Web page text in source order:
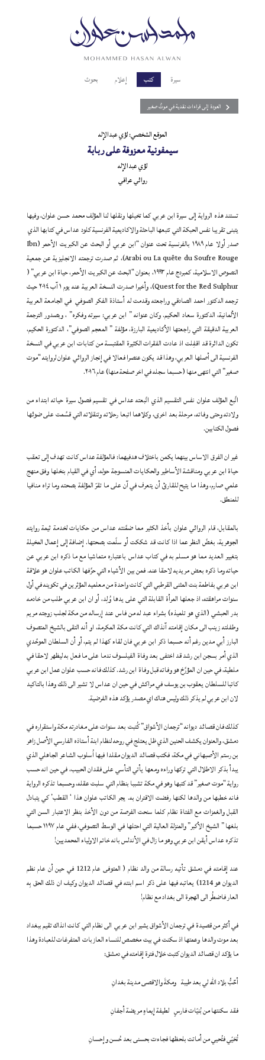
بحوث إعلام كتب سيرة
العودة إلى قراءات نقدية في موتٌ صغير
الموقع الشخصي: لؤي عبدالإله
سيمفونية معزوفة على ربابة
لؤي عبدالإله
روائي عراقي
تستند هذه الرواية إلى سيرة ابن عربي كما تخيلها ونقلها لنا المؤلف محمد حسن علوان، وفيها
يتبنى تقريبا نفس الحبكة التي تتبعها الباحثة والاكاديمية الفرنسية كلود عداس في كتابها الذي
صدر أولا عام ١٩٨٩ بالفرنسية تحت عنوان “ابن عربي أو البحث عن الكبريت الأحمر (Ibn
Arabi ou La quête du Soufre Rouge)، ثم صدرت ترجمته الانجليزية عن جمعية
النصوص الاسلامية، كمبردج عام ١٩٩٣، بعنوان “البحث عن الكبريت الأحمر، حياة ابن عربي” (
Quest for the Red Sulphur)، وأخيرا صدرت النسخة العربية عنه يوم ١ آب ٢٠١٤ حيث
ترجمه الدكتور احمد الصادقي وراجعته وقدمت له أستاذة الفكر الصوفي في الجامعة العربية
الألمانية، الدكتورة سعاد الحكيم. وكان عنوانه ” ابن عربي: سيرته وفكره” ، وبصدور الترجمة
العربية الدقيقة التي راجعتها الأكاديمية البارزة، مؤلفة ” المعجم الصوفي”، الدكتورة الحكيم،
تكون الدائرة قد اقفِلت اذ عادت الفقرات الكثيرة المقتبسة من كتابات ابن عربي في النسخة
الفرنسية الى أصلها العربي، وهذا قد يكون عنصرا فعالا في إنجاز الروائي علوان لروايته “موت
صغير” التي انتهى منها (حسبما سجله في اخر صفحة منها) عام ٢٠١٦.
اتَّبع المؤلف علوان نفس التقسيم الذي اتّبعته عداس في تقسيم فصول سيرة حياته ابتداء من
ولادته وحتى وفاته، مرحلة بعد اخرى، وكلاهما اتبعا رحلاته وتنقلاته التي قسِّمت على ضوئها
فصول الكتابين.
غير ان الفرق الاساس بينهما يكمن باختلاف هدفيهما: فالمؤلفة عداس كانت تهدف إلى تعقب
حياة ابن عربي ومناقشة الأساطير والحكايات المنسوجة حوله، أي في القيام بنخلها وفق منهج
علمي صارم، وهذا ما يتيح للقارئ أن يتعرف في آن على ما تقرّ المؤلفة بصحته وما تراه منافيا
للمنطق.
بالمقابل، قام الروائي علوان بأخذ الكثير مما ضمَّنته عداس من حكايات لخدمة ثيمة روايته
الجوهرية، بغضّ النظر عما اذا كانت قد شككت أو سلّمت بصحتها. إضافة إلى إعمال المخيلة
بتغيير العديد مما هو مسلم به في كتاب عداس باعتباره متماشيا مع ما ذكره ابن عربي عن
حياته وما ذكره بعض مريديه لاحقا عنه. فمن بين الأشياء التي حرَّفها الكاتب علوان هو علاقة
ابن عربي بفاطمة بنت المثنى القرطبي التي كانت واحدة من معلميه المؤثرين في تكوينه في أول
سنوات مراهقته، اذ جعلها المرأة القابلة التي على يدها وُلِد، أو ان ابن عربي طلب من خادمه
بدر الحبشي (الذي هو تلميذه) بشراء عبد له من فاس عند إرساله من مكة لجلب زوجته مريم
وطفلته زينب الى مكان إقامته آنذاك التي كانت مكة المكرمة، او أنه التقى بالشيخ المتصوف
البارز أبي مدين رغم أنه حسبما ذكر ابن عربي فان لقاء كهذا لم يتم، أو أن السلطان الموحِّدي
الذي أمر بسجن ابن رشد قد اختفى بعد وفاة الفيلسوف ندما على ما فعل به ليظهر لاحقا في
ملطية، في حين ان المؤرَّخ هو وفاته قبل وفاة ابن رشد. كذلك فانه حسب علوان عمل ابن عربي
كاتبا للسلطان يعقوب بن يوسف في مراكش في حين ان عداس لا تشير الى ذلك وهذا بالتاكيد
لان ابن عربي لم يذكر ذلك وليس هناك اي مصدر يؤكد هذه الفرضية.
كذلك فان قصائد ديوانه “ترجمان الأشواق” كُتبت بعد سنوات على مغادرته مكة واستقراره في
دمشق، والعنوان يكشف الحنين الذي ظل يعتلج في روحه لنظام ابنة أستاذه الفارسي الأصل زاهر
بن رستم الأصبهاني في مكة، فكتب قصائد الديوان مقلدا فيها اُسلوب الشاعر الجاهلي الذي
يبدأ بذكر الاطلال التي تركها وراءه ومعها يأتي التأسي على فقدان الحبيب، في حين انه حسب
رواية “موت صغير” قد كتبها وهو في مكة تشببا بنظام التي سلبت عقله، وحسبما تذكره الرواية
فانه خطبها من والدها لكنها رفضت الاقتران به. يجر الكاتب علوان هذا ‘ القطب’ كي يتبادل
القبل والغمزات مع الفتاة نظام كلما سنحت الفرصة من دون الأخذ بنظر الاعتبار السن التي
بلغها ” الشيخ الأكبر” والمنزلة العالية التي احتلها في الوسط التصوفي، ففي عام ١١٩٧ حسبما
تذكره عداس أيقن ابن عربي وهو ما زال في الأندلس بانه خاتم الاولياء المحمديين!
عند إقامته في دمشق تأتيه رسالة من والد نظام ( المتوفى عام 1212 في حين أن عام نظم
الديوان هو 1214) يعاتبه فيها على ذكر اسم ابنته في قصائد الديوان وكيف ان ذلك الحق بِه
العار فاضطُر الى الهجرة الى بغداد مع نظام!
في أكثر من قصيدة في ترجمان الأشواق يشير ابن عربي الى نظام التي كانت انذاك تقيم ببغداد
بعد موت والدها وعمتها اذ سكنت في بيت مخصص للنساء العازبات المتفرغات للعبادة وهذا
ما يؤكد ان قصائد الديوان كتبت خلال فترة إقامته في دمشق:
أحٓبُّ بلاد الله لي بعد طيبة ومكةَ والاقصى مدينة بغدانِ
فقد سكنتها من بُنيّات فارسٍ لطيفة إيماءٍ مريضة أجفانِ
تُحَيّي فتُحيي من أماتت بلحظها فجاءت بحسنى بعد حُسن وإحسانِ